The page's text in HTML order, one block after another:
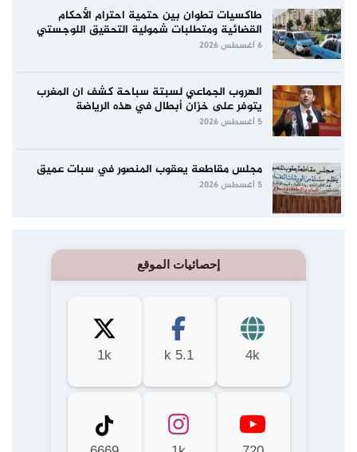
طاكسيات تطوان بين حتمية احترام الأحكام
القضائية ومتطلبات شمولية التحقيق اللوجستي
6 أغسطس 2026
الهروب الجماعي لسبتة سباحة كشف ان المغرب
يتوفر على خزان أبطال في هذه الرياضة
5 أغسطس 2026
مجلس مقاطعة يعقوب المنصور في سبات عميق
5 أغسطس 2026
إحصائيات الموقع
4k
5.1 k
1k